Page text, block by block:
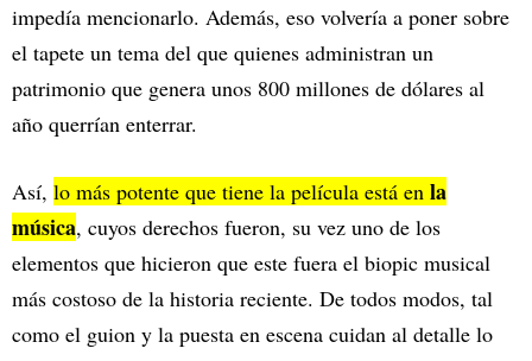
impedía mencionarlo. Además, eso volvería a poner sobre
el tapete un tema del que quienes administran un
patrimonio que genera unos 800 millones de dólares al
año querrían enterrar.
Así, lo más potente que tiene la película está en la
música, cuyos derechos fueron, su vez uno de los
elementos que hicieron que este fuera el biopic musical
más costoso de la historia reciente. De todos modos, tal
como el guion y la puesta en escena cuidan al detalle lo